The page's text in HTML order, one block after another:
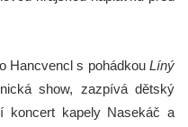
Hancvencl s pohádkou Líný
show, zazpívá dětský
koncert kapely Nasekáč a